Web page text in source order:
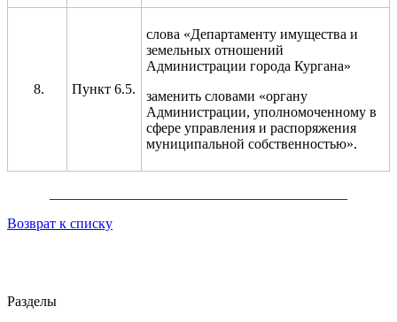
Пункт 6.5.
слова «Департаменту имущества и
земельных отношений
Администрации города Кургана»
заменить словами «органу
Администрации, уполномоченному в
сфере управления и распоряжения
муниципальной собственностью».
Возврат к списку
Разделы